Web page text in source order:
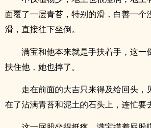
面覆了一层青苔，特别的滑，白善一个
滑，直接往下坐倒。
满宝和他本来就是手扶着手，这一
扶住他，她也摔了。
走在前面的大吉只来得及给回头，
在了沾满青苔和泥土的石头上，连忙要